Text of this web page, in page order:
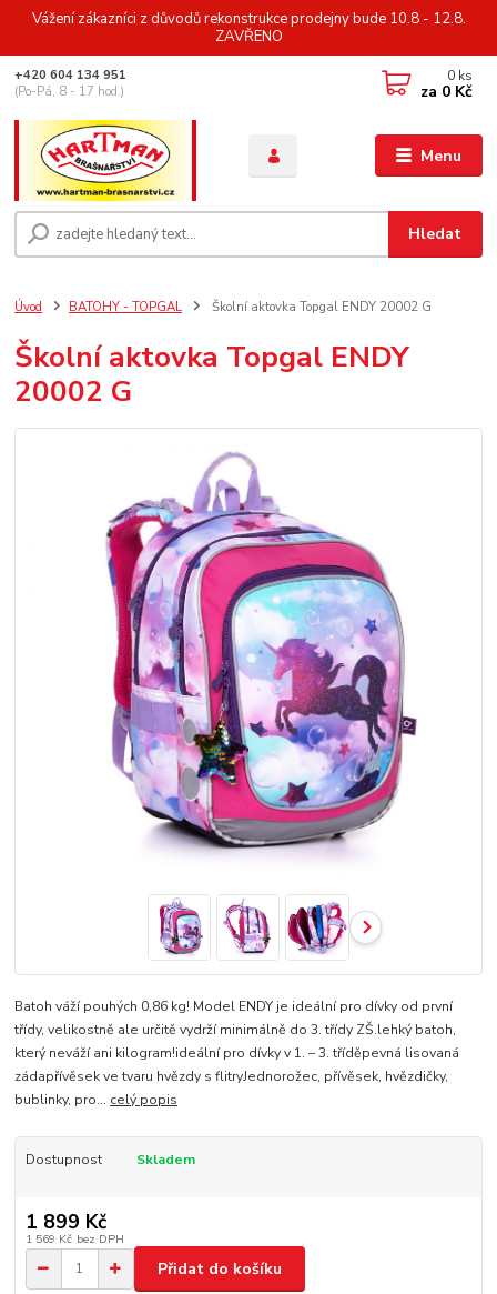
Vážení zákazníci z důvodů rekonstrukce prodejny bude 10.8 - 12.8.
ZAVŘENO
Menu
Hledat
+420 604 134 951
(Po-Pá, 8 - 17 hod.)
0 ks
za 0 Kč
Úvod BATOHY - TOPGAL Školní aktovka Topgal ENDY 20002 G
Školní aktovka Topgal ENDY
20002 G
Batoh váží pouhých 0,86 kg! Model ENDY je ideální pro dívky od první
třídy, velikostně ale určitě vydrží minimálně do 3. třídy ZŠ.lehký batoh,
který neváží ani kilogram!ideální pro dívky v 1. – 3. tříděpevná lisovaná
zádapřívěsek ve tvaru hvězdy s flitryJednorožec, přívěsek, hvězdičky,
bublinky, pro... celý popis
Dostupnost Skladem
1 899 Kč
1 569 Kč bez DPH
Přidat do košíku